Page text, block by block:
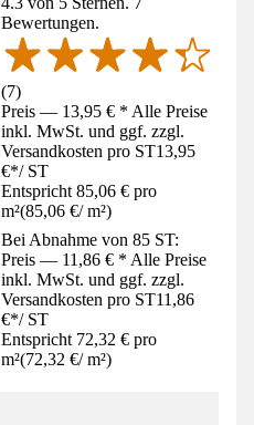
Bewertungen.
(7)
Preis — 13,95 € * Alle Preise
inkl. MwSt. und ggf. zzgl.
Versandkosten pro ST13,95
€*/ ST
Entspricht 85,06 € pro
m²(85,06 €/ m²)
Bei Abnahme von 85 ST:
Preis — 11,86 € * Alle Preise
inkl. MwSt. und ggf. zzgl.
Versandkosten pro ST11,86
€*/ ST
Entspricht 72,32 € pro
m²(72,32 €/ m²)